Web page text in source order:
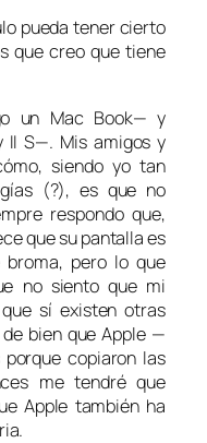
pueda tener cierto
que creo que tiene
un Mac Book— y
II S—. Mis amigos y
siendo yo tan
(?), es que no
respondo que,
que su pantalla es
pero lo que
no siento que mi
sí existen otras
bien que Apple —
copiaron las
me tendré que
Apple también ha